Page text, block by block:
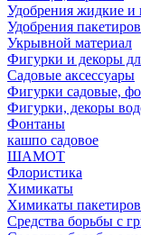
Удобрения жидкие и
Удобрения
Укрывной материал
Фигурки и декоры
Садовые аксессуары
Фигурки садовые,
Фигурки, декоры
Фонтаны
кашпо садовое
ШАМОТ
Флористика
Химикаты
Химикаты
Средства борьбы с